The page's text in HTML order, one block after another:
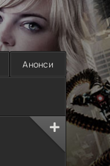
Анонси